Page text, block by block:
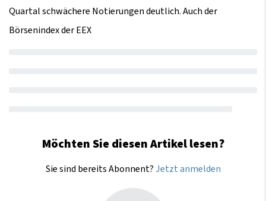
Quartal schwächere Notierungen deutlich. Auch der
Börsenindex der EEX
Möchten Sie diesen Artikel lesen?
Sie sind bereits Abonnent?Jetzt anmelden